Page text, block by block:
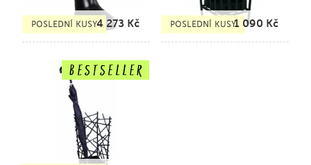
POSLEDNÍ KUSY4 273 Kč POSLEDNÍ KUSY1 090 Kč